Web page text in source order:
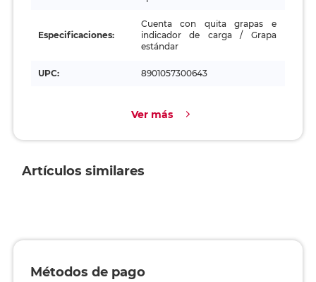
Especificaciones:
Cuenta con quita grapas e
indicador de carga / Grapa
estándar
UPC: 8901057300643
Ver más
Artículos similares
Métodos de pago